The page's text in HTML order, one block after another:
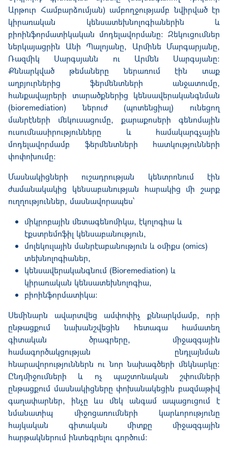
Արթուր Համբարձումյան) ամբողջությամբ նվիրված էր
կիրառական կենսատեխնոլոգիաներին և
բիոինֆորմատիկական մոդելավորմանը: Զեկուցումներ
ներկայացրին Անի Պալոյանը, Արմինե Մարգարյանը,
Ռազմիկ Սարգսյանն ու Արմեն Սարգսյանը։
Քննարկված թեմաները ներառում էին տաք
աղբյուրներից ֆերմենտների անջատումը,
հանքավայրերի տարածքներից կենսավերականգնման
(bioremediation) ներուժ (պոտենցիալ) ունեցող
մանրէների մեկուսացումը, քարաքոսերի գենոմային
ուսումնասիրությունները և համակարգչային
մոդելավորմամբ ֆերմենտների հատկությունների
փոփոխումը:
Մասնակիցների ուշադրության կենտրոնում էին
ժամանակակից կենսաբանության հարակից մի շարք
ուղղություններ, մասնավորապես՝
միկրոբային մետագենոմիկա, էկոլոգիա և
էքստրեմոֆիլ կենսաբանություն,
մոլեկուլային մանրէաբանություն և օմիքս (omics)
տեխնոլոգիաներ,
կենսավերականգնում (Bioremediation) և
կիրառական կենսատեխնոլոգիա,
բիոինֆորմատիկա։
Սեմինարն ավարտվեց ամփոփիչ քննարկմամբ, որի
ընթացքում նախանշվեցին հետագա համատեղ
գիտական ծրագրերը, միջազգային
համագործակցության ընդլայնման
հնարավորություններն ու նոր նախագծերի մեկնարկը:
Ընդմիջումների և ոչ պաշտոնական շփումների
ընթացքում մասնակիցները փոխանակեցին բազմաթիվ
գաղափարներ, ինչը ևս մեկ անգամ ապացուցում է
նմանատիպ միջոցառումների կարևորությունը
հայկական գիտական միտքը միջազգային
հարթակներում ինտեգրելու գործում: